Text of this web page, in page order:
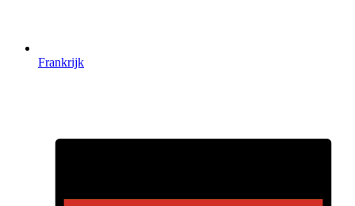
Frankrijk